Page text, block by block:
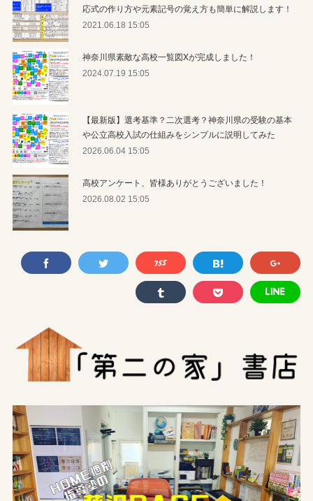
応式の作り方や元素記号の覚え方も簡単に解説します！
2021.06.18 15:05
神奈川県素敵な高校一覧図Xが完成しました！
2024.07.19 15:05
【最新版】選考基準？二次選考？神奈川県の受験の基本
や公立高校入試の仕組みをシンプルに説明してみた
2026.06.04 15:05
高校アンケート、皆様ありがとうございました！
2026.08.02 15:05